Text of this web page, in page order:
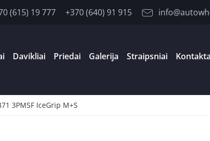
(615) 19 777 +370 (640) 91 915
Davikliai Priedai Galerija Straipsniai
3PMSF IceGrip M+S